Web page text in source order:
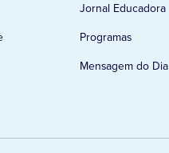
Jornal Educadora
Programas
Mensagem do Dia